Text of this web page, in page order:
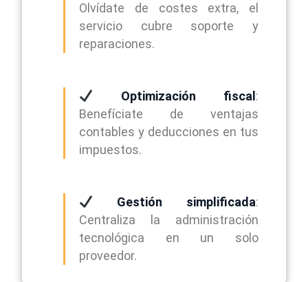
Olvídate de costes extra, el
servicio cubre soporte y
reparaciones.
Optimización fiscal :
Benefíciate de ventajas
contables y deducciones en tus
impuestos.
Gestión simplificada:
Centraliza la administración
tecnológica en un solo
proveedor.